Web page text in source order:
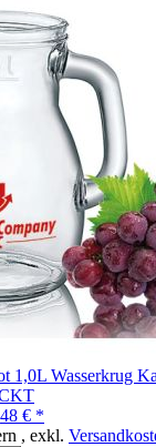
1,0L Wasserkrug
€ *
, exkl.